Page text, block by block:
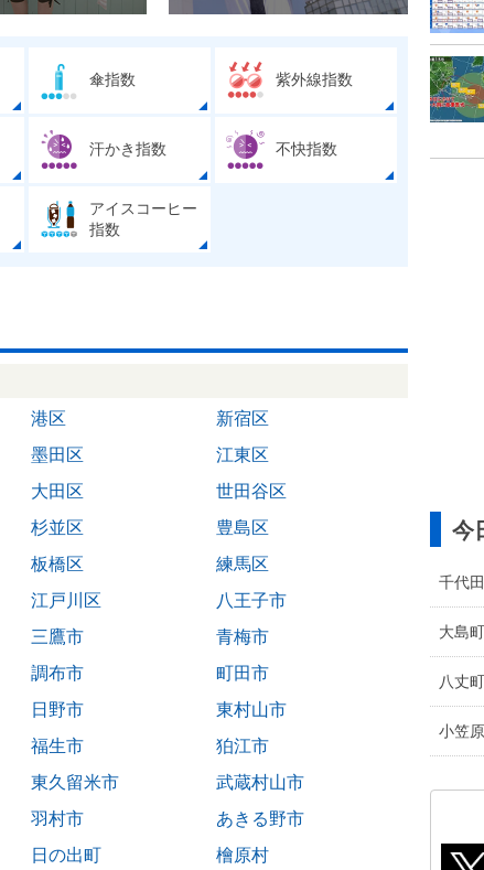
傘指数 紫外線指数
汗かき指数 不快指数
アイスコーヒー
指数
港区
新宿区
墨田区
江東区
大田区
世田谷区
杉並区
豊島区
板橋区
練馬区
江戸川区
八王子市
三鷹市
青梅市
調布市
町田市
日野市
東村山市
福生市
狛江市
東久留米市
武蔵村山市
羽村市
あきる野市
日の出町
檜原村
今
千代
大島町
八丈町
小笠